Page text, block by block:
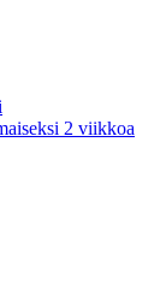
2 viikkoa